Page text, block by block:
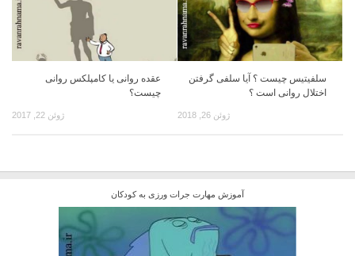
عقده روانی یا کامپلکس روانی
چیست؟
ژوئن 22, 2017
سلفیتیس چیست ؟ آیا سلفی گرفتن
اختلال روانی است ؟
ژوئن 26, 2018
آموزش مهارت جرات ورزی به کودکان